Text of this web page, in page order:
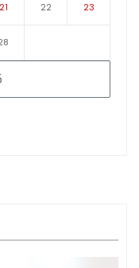
21 22 23